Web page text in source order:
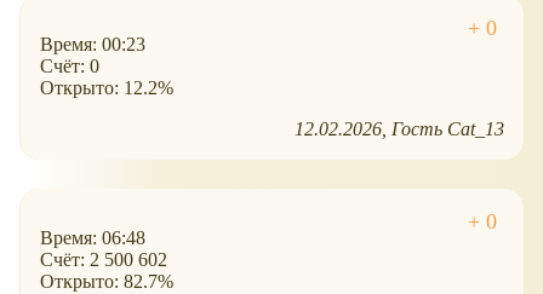
Время: 00:23
Счёт: 0
Открыто: 12.2%
12.02.2026 Гость Cat_13
Время: 06:48
Счёт: 2 500 602
Открыто: 82.7%